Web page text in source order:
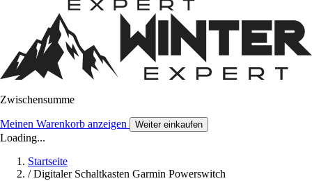
Zwischensumme
Meinen Warenkorb anzeigen Weiter einkaufen
Loading...
Startseite
/ Digitaler Schaltkasten Garmin Powerswitch